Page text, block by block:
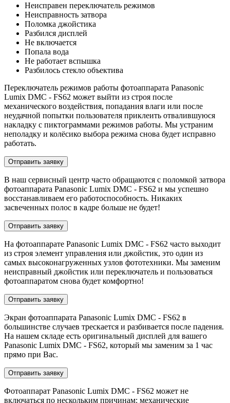
Неисправен переключатель режимов
Неисправность затвора
Поломка джойстика
Разбился дисплей
Не включается
Попала вода
Не работает вспышка
Разбилось стекло объектива
Переключатель режимов работы фотоаппарата Panasonic
Lumix DMC - FS62 может выйти из строя после
механического воздействия, попадания влаги или после
неудачной попытки пользователя приклеить отвалившуюся
накладку с пиктограммами режимов работы. Мы устраним
неполадку и колёсико выбора режима снова будет исправно
работать.
Отправить заявку
В наш сервисный центр часто обращаются с поломкой затвора
фотоаппарата Panasonic Lumix DMC - FS62 и мы успешно
восстанавливаем его работоспособность. Никаких
засвеченных полос в кадре больше не будет!
Отправить заявку
На фотоаппарате Panasonic Lumix DMC - FS62 часто выходит
из строя элемент управления или джойстик, это один из
самых высоконагруженных узлов фототехники. Мы заменим
неисправный джойстик или переключатель и пользоваться
фотоаппаратом снова будет комфортно!
Отправить заявку
Экран фотоаппарата Panasonic Lumix DMC - FS62 в
большинстве случаев трескается и разбивается после падения.
На нашем складе есть оригинальный дисплей для вашего
Panasonic Lumix DMC - FS62, который мы заменим за 1 час
прямо при Вас.
Отправить заявку
Фотоаппарат Panasonic Lumix DMC - FS62 может не
включаться по нескольким причинам: механические